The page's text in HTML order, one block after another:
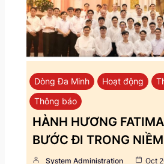
Dòng Đa Minh Hoạt động
Thông báo
HÀNH HƯƠNG
BƯỚC ĐI TRONG
System Administration
Oct